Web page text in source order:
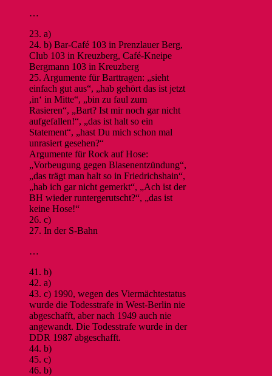
…
23. a)
24. b) Bar-Café 103 in Prenzlauer Berg,
Club 103 in Kreuzberg, Café-Kneipe
Bergmann 103 in Kreuzberg
25. Argumente für Barttragen: „sieht
einfach gut aus“, „hab gehört das ist jetzt
,in‘ in Mitte“, „bin zu faul zum
Rasieren“, „Bart? Ist mir noch gar nicht
aufgefallen!“, „das ist halt so ein
Statement“, „hast Du mich schon mal
unrasiert gesehen?“
Argumente für Rock auf Hose:
„Vorbeugung gegen Blasenentzündung“,
„das trägt man halt so in Friedrichshain“,
„hab ich gar nicht gemerkt“, „Ach ist der
BH wieder runtergerutscht?“, „das ist
keine Hose!“
26. c)
27. In der S-Bahn
…
41. b)
42. a)
43. c) 1990, wegen des Viermächtestatus
wurde die Todesstrafe in West-Berlin nie
abgeschafft, aber nach 1949 auch nie
angewandt. Die Todesstrafe wurde in der
DDR 1987 abgeschafft.
44. b)
45. c)
46. b)